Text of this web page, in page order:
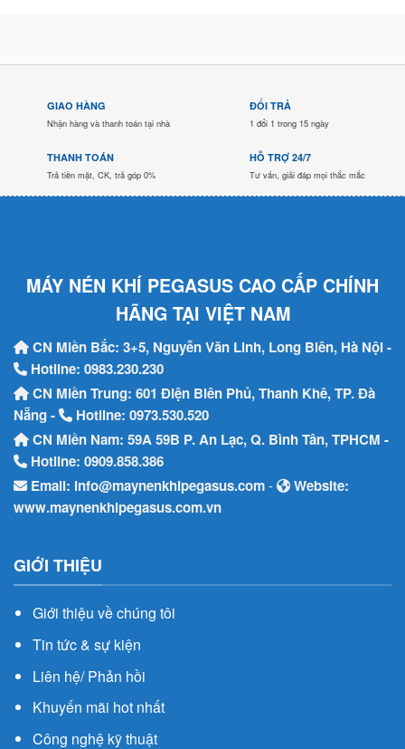
GIAO HÀNG
Nhận hàng và thanh toán tại nhà
ĐỔI TRẢ
1 đổi 1 trong 15 ngày
THANH TOÁN
Trả tiền mặt, CK, trả góp 0%
HỖ TRỢ 24/7
Tư vấn, giải đáp mọi thắc mắc
MÁY NÉN KHÍ PEGASUS CAO CẤP CHÍNH
HÃNG TẠI VIỆT NAM
CN Miền Bắc: 3+5, Nguyễn Văn Linh, Long Biên, Hà Nội -
Hotline: 0983.230.230
CN Miền Trung: 601 Điện Biên Phủ, Thanh Khê, TP. Đà
Nẵng -
Hotline: 0973.530.520
CN Miền Nam: 59A 59B P. An Lạc, Q. Bình Tân, TPHCM -
Hotline: 0909.858.386
Email: info@maynenkhipegasus.com-
Website:
www.maynenkhipegasus.com.vn
GIỚI THIỆU
Giới thiệu về chúng tôi
Tin tức & sự kiện
Liên hệ/ Phản hồi
Khuyến mãi hot nhất
Công nghệ kỹ thuật